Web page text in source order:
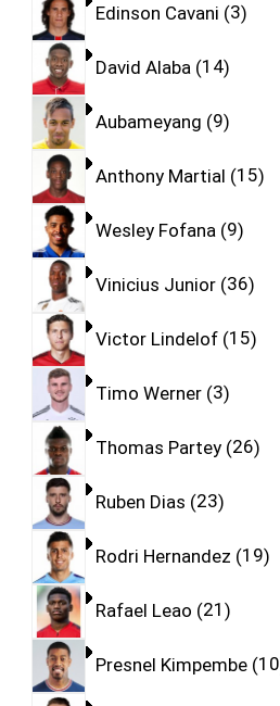
Edinson Cavani 3
David Alaba 14
Aubameyang 9
Anthony Martial 15
Wesley Fofana 9
Vinicius Junior 36
Victor Lindelof 15
Timo Werner 3
Thomas Partey 26
Ruben Dias 23
Rodri Hernandez 19
Rafael Leao 21
Presnel Kimpembe 10